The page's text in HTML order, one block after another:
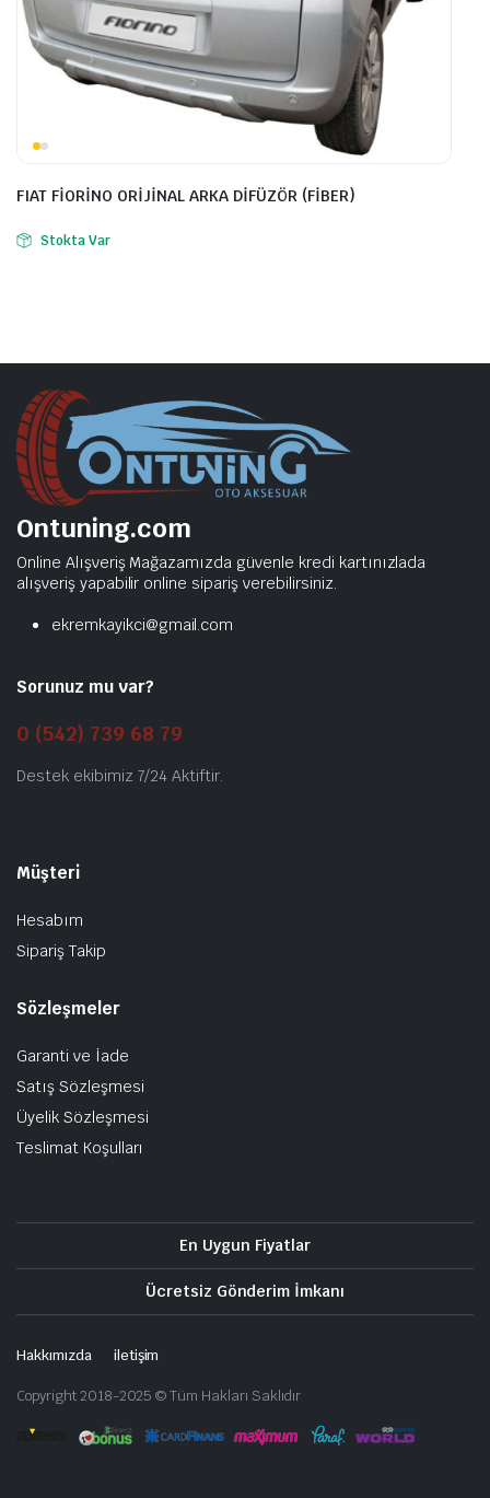
FIAT FİORİNO ORİJİNAL ARKA DİFÜZÖR (FİBER)
Stokta Var
Ontuning.com
Online Alışveriş Mağazamızda güvenle kredi kartınızlada
alışveriş yapabilir online sipariş verebilirsiniz.
ekremkayikci@gmail.com
Sorunuz mu var?
0 (542) 739 68 79
Destek ekibimiz 7/24 Aktiftir.
Müşteri
Hesabım
Sipariş Takip
Sözleşmeler
Garanti ve İade
Satış Sözleşmesi
Üyelik Sözleşmesi
Teslimat Koşulları
En Uygun Fiyatlar
Ücretsiz Gönderim İmkanı
Hakkımızda iletişim
Copyright 2018-2025 © Tüm Hakları Saklıdır